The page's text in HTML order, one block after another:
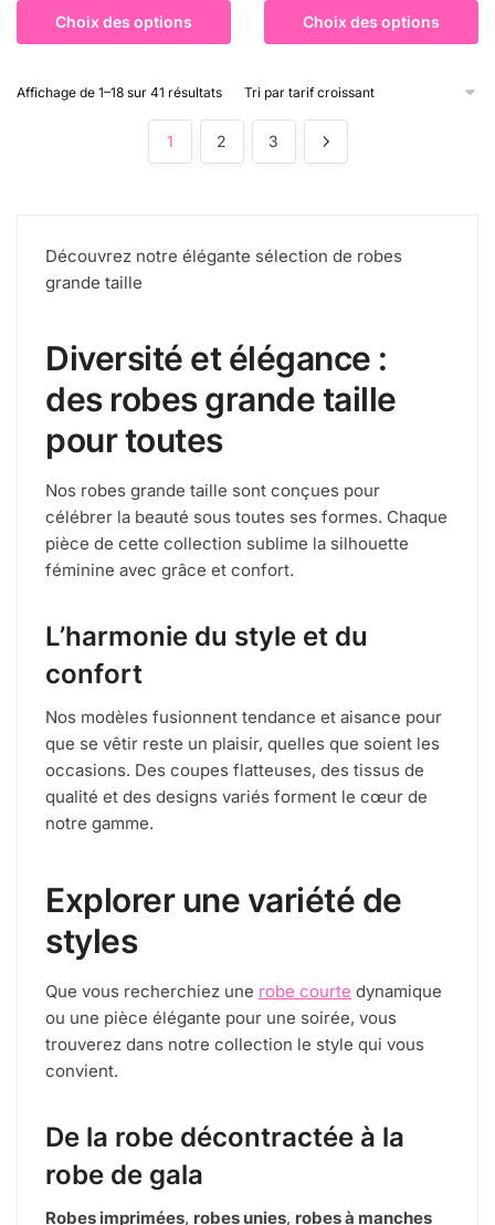
Choix des options Choix des options
Affichage de 1–18 sur 41 résultats
1 2 3
Découvrez notre élégante sélection de robes
grande taille
Diversité et élégance :
des robes grande taille
pour toutes
Nos robes grande taille sont conçues pour
célébrer la beauté sous toutes ses formes. Chaque
pièce de cette collection sublime la silhouette
féminine avec grâce et confort.
L’harmonie du style et du
confort
Nos modèles fusionnent tendance et aisance pour
que se vêtir reste un plaisir, quelles que soient les
occasions. Des coupes flatteuses, des tissus de
qualité et des designs variés forment le cœur de
notre gamme.
Explorer une variété de
styles
Que vous recherchiez une robe courte dynamique
ou une pièce élégante pour une soirée, vous
trouverez dans notre collection le style qui vous
convient.
De la robe décontractée à la
robe de gala
Robes imprimées, robes unies, robes à manches